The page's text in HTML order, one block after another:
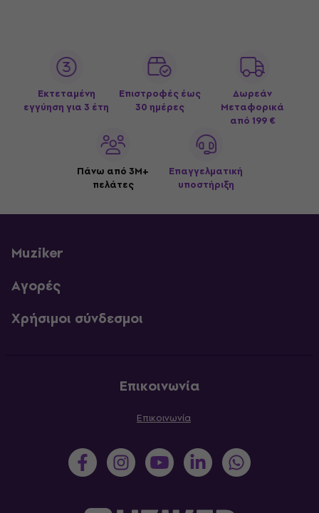
Εκτεταμένη
εγγύηση για 3 έτη
Επιστροφές έως
30 ημέρες
Δωρεάν
Μεταφορικά
από 199 €
Πάνω από 3M+
πελάτες
Επαγγελματική
υποστήριξη
Muziker
Αγορές
Χρήσιμοι σύνδεσμοι
Επικοινωνία
Επικοινωνία